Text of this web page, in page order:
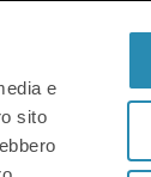
e
sito